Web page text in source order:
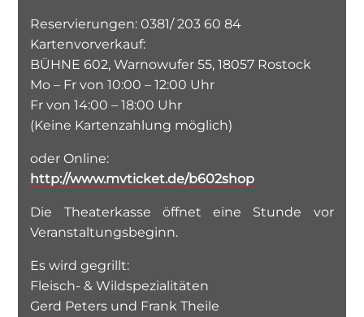
Reservierungen: 0381/ 203 60 84
Kartenvorverkauf:
BÜHNE 602, Warnowufer 55, 18057 Rostock
Mo – Fr von 10:00 – 12:00 Uhr
Fr von 14:00 – 18:00 Uhr
(Keine Kartenzahlung möglich)
oder Online:
http://www.mvticket.de/b602shop
Die Theaterkasse öffnet eine Stunde vor
Veranstaltungsbeginn.
Es wird gegrillt:
Fleisch- & Wildspezialitäten
Gerd Peters und Frank Theile